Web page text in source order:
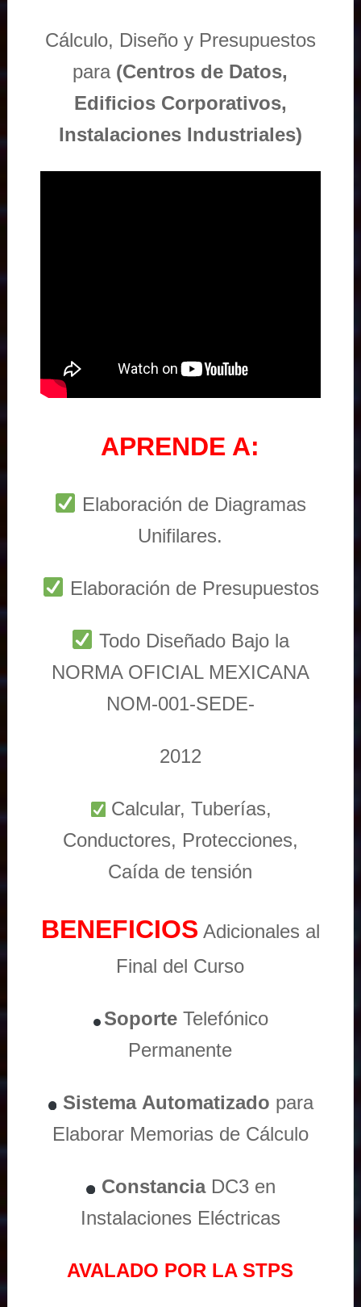
Cálculo, Diseño y Presupuestos
para (Centros de Datos,
Edificios Corporativos,
Instalaciones Industriales)
APRENDE A:
Elaboración de Diagramas
Unifilares.
Elaboración de Presupuestos
Todo Diseñado Bajo la
NORMA OFICIAL MEXICANA
NOM-001-SEDE-
2012
Calcular, Tuberías,
Conductores, Protecciones,
Caída de tensión
BENEFICIOS Adicionales al
Final del Curso
Soporte Telefónico
Permanente
Sistema Automatizado para
Elaborar Memorias de Cálculo
ConstanciaDC3 en
Instalaciones Eléctricas
AVALADO POR LA STPS